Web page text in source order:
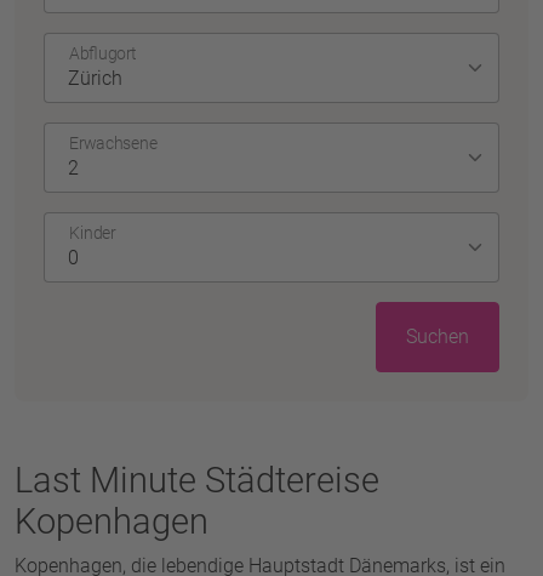
Abflugort
Erwachsene
Kinder
Suchen
Last Minute Städtereise
Kopenhagen
Kopenhagen, die lebendige Hauptstadt Dänemarks, ist ein